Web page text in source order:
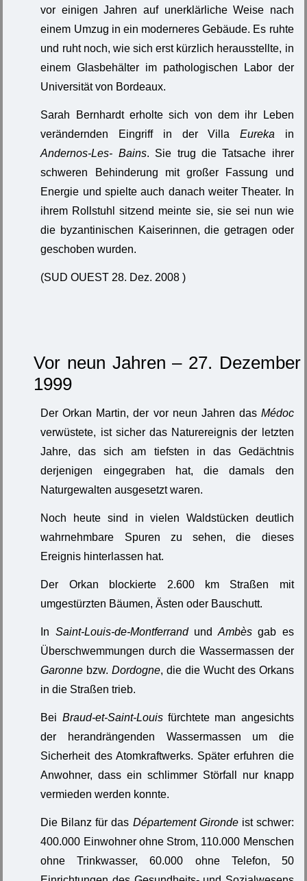
vor einigen Jahren auf unerklärliche Weise nach
einem Umzug in ein moderneres Gebäude. Es ruhte
und ruht noch, wie sich erst kürzlich herausstellte, in
einem Glasbehälter im pathologischen Labor der
Universität von Bordeaux.
Sarah Bernhardt erholte sich von dem ihr Leben
verändernden Eingriff in der Villa Eureka in
Andernos-Les- Bains. Sie trug die Tatsache ihrer
schweren Behinderung mit großer Fassung und
Energie und spielte auch danach weiter Theater. In
ihrem Rollstuhl sitzend meinte sie, sie sei nun wie
die byzantinischen Kaiserinnen, die getragen oder
geschoben wurden.
(SUD OUEST 28. Dez. 2008 )
Vor neun Jahren – 27. Dezember
1999
Der Orkan Martin, der vor neun Jahren das Médoc
verwüstete, ist sicher das Naturereignis der letzten
Jahre, das sich am tiefsten in das Gedächtnis
derjenigen eingegraben hat, die damals den
Naturgewalten ausgesetzt waren.
Noch heute sind in vielen Waldstücken deutlich
wahrnehmbare Spuren zu sehen, die dieses
Ereignis hinterlassen hat.
Der Orkan blockierte 2.600 km Straßen mit
umgestürzten Bäumen, Ästen oder Bauschutt.
In Saint-Louis-de-MontferrandundAmbès gab es
Überschwemmungen durch die Wassermassen der
Garonne bzw.Dordogne, die die Wucht des Orkans
in die Straßen trieb.
Bei Braud-et-Saint-Louisfürchtete man angesichts
der herandrängenden Wassermassen um die
Sicherheit des Atomkraftwerks. Später erfuhren die
Anwohner, dass ein schlimmer Störfall nur knapp
vermieden werden konnte.
Die Bilanz für das Département Girondeist schwer:
400.000 Einwohner ohne Strom, 110.000 Menschen
ohne Trinkwasser, 60.000 ohne Telefon, 50